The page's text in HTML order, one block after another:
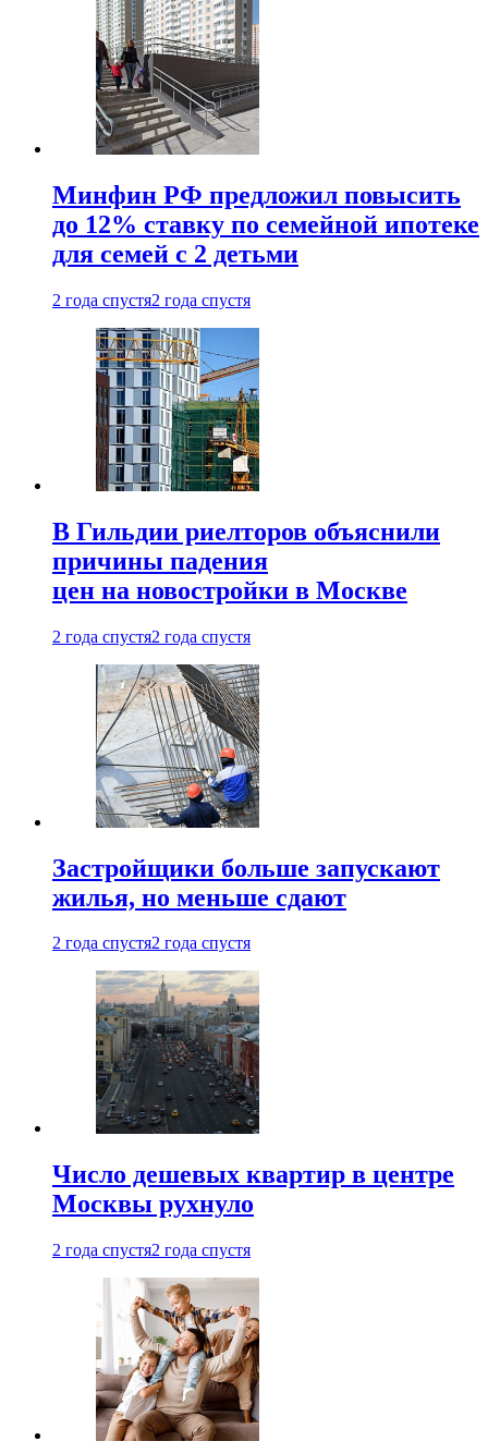
Минфин РФ предложил повысить
до 12% ставку по семейной ипотеке
для семей с 2 детьми
2 года спустя2 года спустя
В Гильдии риелторов объяснили
причины падения
цен на новостройки в Москве
2 года спустя2 года спустя
Застройщики больше запускают
жилья, но меньше сдают
2 года спустя2 года спустя
Число дешевых квартир в центре
Москвы рухнуло
2 года спустя2 года спустя